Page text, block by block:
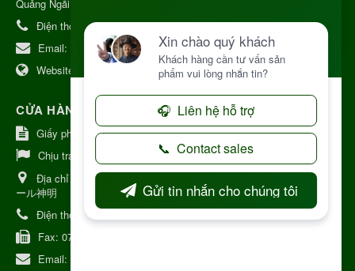
Quảng Ngãi
Điện thoại:+84 906968923
Email:
kinhdoanh@nhattruongkontum.com
Website:
https://www.nhattruongkontum.com
CỬA HÀNG GIỚI THIỆU TẠI NHẬT BẢN
Giấy phép số: 080-9475-1379
Chịu trách nhiệm:
MR THƯƠNG
Địa chỉ Nhật Bản:
日本 愛知県刈谷市神明町6丁目308番地 ファミ
ール神明
Điện thoại:080-9475-1379
Fax: 070-9178-7979
Email: